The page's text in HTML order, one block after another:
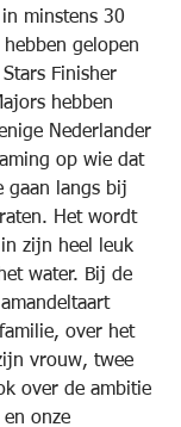
minstens 30
gelopen
Finisher
hebben
Nederlander
op wie dat
gaan langs bij
Het wordt
zijn heel leuk
water. Bij de
over het
vrouw, twee
over de ambitie
onze